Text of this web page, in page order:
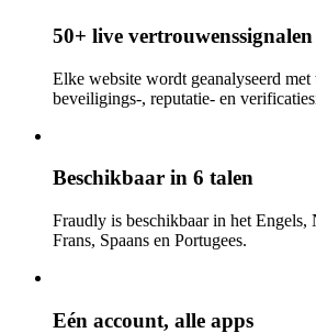
50+ live vertrouwenssignalen
Elke website wordt geanalyseerd
beveiligings-, reputatie- en
Beschikbaar in 6 talen
Fraudly is beschikbaar in het Engels,
Frans, Spaans en Portugees.
Eén account, alle apps